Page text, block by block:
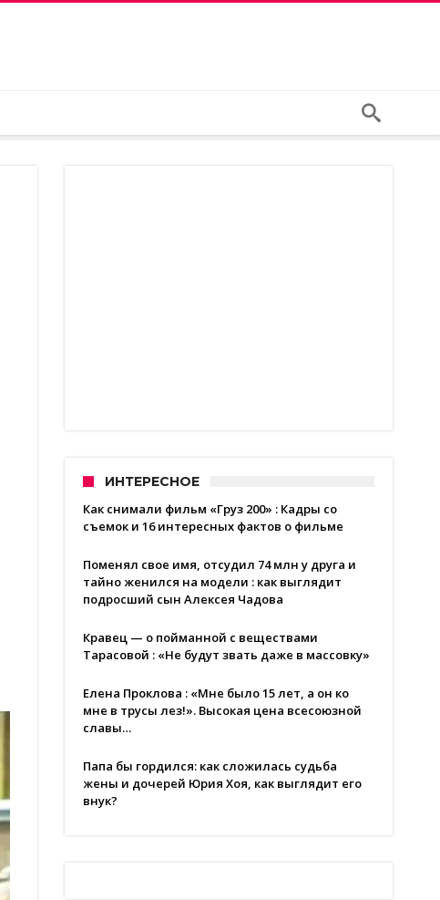
ИНТЕРЕСНОЕ
Как снимали фильм «Груз 200» : Кадры со
съемок и 16 интересных фактов о фильме
Поменял свое имя, отсудил 74 млн у друга и
тайно женился на модели : как выглядит
подросший сын Алексея Чадова
Кравец — о пойманной с веществами
Тарасовой : «Не будут звать даже в массовку»
Елена Проклова : «Мне было 15 лет, а он ко
мне в трусы лез!». Высокая цена всесоюзной
славы…
Папа бы гордился: как сложилась судьба
жены и дочерей Юрия Хоя, как выглядит его
внук?